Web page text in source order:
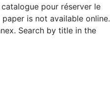
pour réserver le
is not available online.
Search by title in the